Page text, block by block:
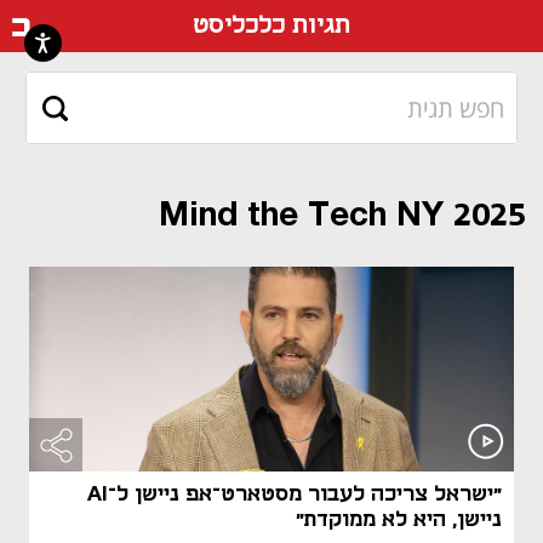
תגיות כלכליסט
Mind the Tech NY 2025
"ישראל צריכה לעבור מסטארט־אפ ניישן ל־AI
ניישן, היא לא ממוקדת"